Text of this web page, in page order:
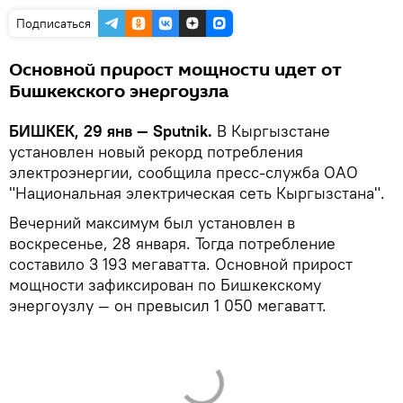
Подписаться
Основной прирост мощности идет от
Бишкекского энергоузла
БИШКЕК, 29 янв — Sputnik. В Кыргызстане
установлен новый рекорд потребления
электроэнергии, сообщила пресс-служба ОАО
"Национальная электрическая сеть Кыргызстана".
Вечерний максимум был установлен в
воскресенье, 28 января. Тогда потребление
составило 3 193 мегаватта. Основной прирост
мощности зафиксирован по Бишкекскому
энергоузлу — он превысил 1 050 мегаватт.